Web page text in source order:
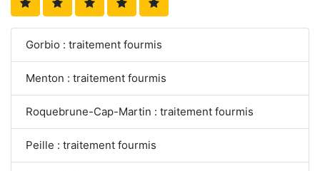
Gorbio : traitement fourmis
Menton : traitement fourmis
Roquebrune-Cap-Martin : traitement fourmis
Peille : traitement fourmis